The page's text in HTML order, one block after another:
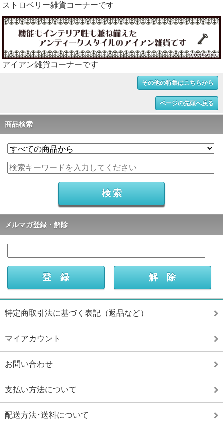
ストロベリー雑貨コーナーです
アイアン雑貨コーナーです
その他の特集はこちらから
ページの先頭へ戻る
商品検索
メルマガ登録・解除
特定商取引法に基づく表記（返品など）
マイアカウント
お問い合わせ
支払い方法について
配送方法･送料について